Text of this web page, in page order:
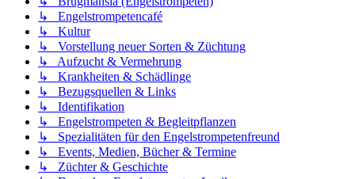
↳ Engelstrompetencafé
↳ Kultur
↳ Vorstellung neuer Sorten & Züchtung
↳ Aufzucht & Vermehrung
↳ Krankheiten & Schädlinge
↳ Bezugsquellen & Links
↳ Identifikation
↳ Engelstrompeten & Begleitpflanzen
↳ Spezialitäten für den Engelstrompetenfreund
↳ Events, Medien, Bücher & Termine
↳ Züchter & Geschichte